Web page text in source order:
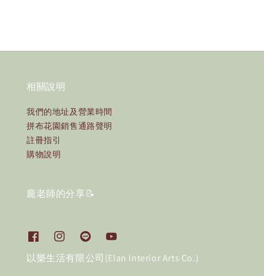
相關說明
我們的地址及營業時間
拼布花園銷售通路聲明
註冊指引
購物說明
龐老師的分享📝
以樂生活有限公司(Elan Interior Arts Co.)